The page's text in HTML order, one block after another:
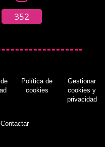
352
Política de
cookies
Gestionar
cookies y
privacidad
Contactar